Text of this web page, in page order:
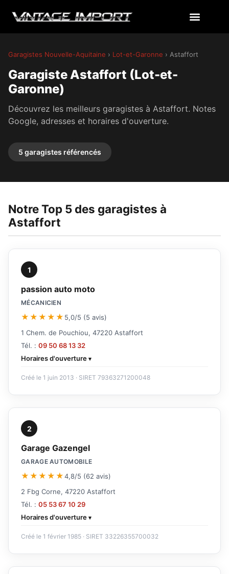
Garagistes Nouvelle-Aquitaine › Lot-et-Garonne › Astaffort
Garagiste Astaffort (Lot-et-
Garonne)
Découvrez les meilleurs garagistes à Astaffort. Notes
Google, adresses et horaires d'ouverture.
5 garagistes référencés
Notre Top 5 des garagistes à
Astaffort
1
passion auto moto
MÉCANICIEN
★★★★★ 5,0/5 (5 avis)
1 Chem. de Pouchiou, 47220 Astaffort
Tél. : 09 50 68 13 32
Horaires d'ouverture
Créé le 1 juin 2013 · SIRET 79363271200048
2
Garage Gazengel
GARAGE AUTOMOBILE
★★★★★4,8/5 (62 avis)
2 Fbg Corne, 47220 Astaffort
Tél. : 05 53 67 10 29
Horaires d'ouverture
Créé le 1 février 1985 · SIRET 33226355700032